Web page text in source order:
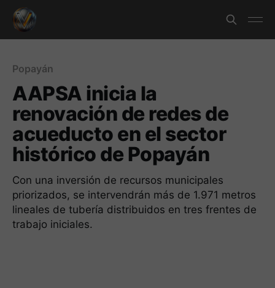
Popayán
AAPSA inicia la
renovación de redes de
acueducto en el sector
histórico de Popayán
Con una inversión de recursos municipales
priorizados, se intervendrán más de 1.971 metros
lineales de tubería distribuidos en tres frentes de
trabajo iniciales.